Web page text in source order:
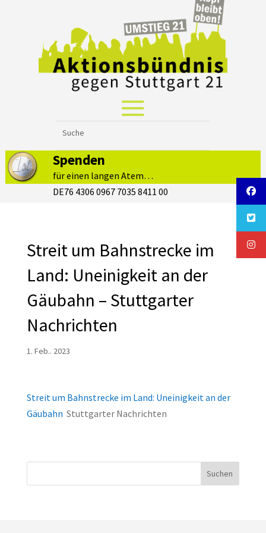
Spenden
für einen langen Atem…
DE76 4306 0967 7035 8411 00
Streit um Bahnstrecke im
Land: Uneinigkeit an der
Gäubahn – Stuttgarter
Nachrichten
1. Feb.. 2023
Streit um Bahnstrecke im Land: Uneinigkeit an der
Gäubahn Stuttgarter Nachrichten
Suchen